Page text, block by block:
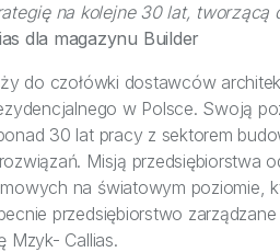
na kolejne 30 lat, tworzącą
dla magazynu Builder
do czołówki dostawców
w Polsce. Swoją
30 lat pracy z sektorem
Misją przedsiębiorstwa
na światowym poziomie,
przedsiębiorstwo
Mzyk- Callias.